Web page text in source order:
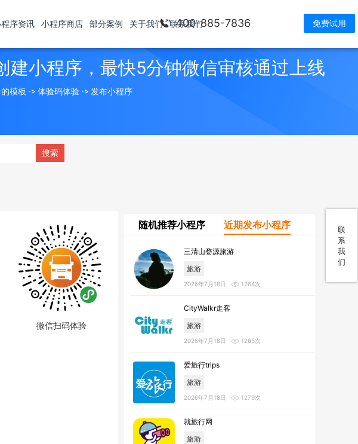
400-885-7836 免费试用
序资讯 小程序商店 部分案例 关于我们 联系我们
联
系
我
们
小程序，最快5分钟微信审核通过上线
模板 -> 体验码体验 -> 发布小程序
微信扫码体验
随机推荐小程序 近期发布小程序
三清山婺源旅游
旅游
2026年7月18日 1264次
CityWalkr走客
旅游
2026年7月18日 1285次
爱旅行trips
旅游
2026年7月18日 1279次
就旅行网
旅游